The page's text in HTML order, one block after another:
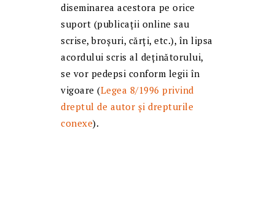
diseminarea acestora pe orice
suport (publicații online sau
scrise, broșuri, cărți, etc.), în lipsa
acordului scris al deținătorului,
se vor pedepsi conform legii în
vigoare (Legea 8/1996 privind
dreptul de autor și drepturile
conexe).